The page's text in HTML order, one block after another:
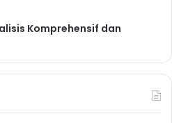
Komprehensif dan